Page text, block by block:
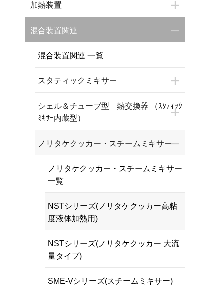
加熱装置
混合装置関連
混合装置関連 一覧
スタティックミキサー
シェル＆チューブ型 熱交換器 （ｽﾀﾃｨｯｸ
ﾐｷｻｰ内蔵型）
ノリタケクッカー・スチームミキサー
ノリタケクッカー・スチームミキサー
一覧
NSTシリーズ(ノリタケクッカー高粘
度液体加熱用)
NSTシリーズ(ノリタケクッカー 大流
量タイプ)
SME-Vシリーズ(スチームミキサー)